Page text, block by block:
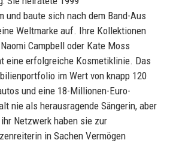
baute sich nach dem Band-Aus
Weltmarke auf. Ihre Kollektionen
Campbell oder Kate Moss
eine erfolgreiche Kosmetiklinie. Das
im Wert von knapp 120
und eine 18-Millionen-Euro-
nie als herausragende Sängerin, aber
Netzwerk haben sie zur
in Sachen Vermögen